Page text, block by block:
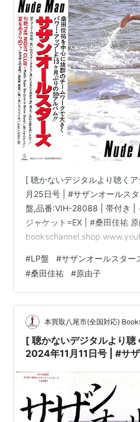
[ 聴かないデジタルより聴く
月25日号 | #サザンオールス
盤,品番:VIH-28088 | 帯付き |
ジャケット=EX | #桑田佳祐
bookschannel.shop
シミ汚れ有][盤面=EX］［ジャ
を新品交換して配送致します
で売切れの場合がございます
お願い申し上げます］ [ス…
#LP盤 #サザンオールスター
#桑田佳祐 #原由子
本買取八尾市(全国対応)
[ 聴かないデジタルより聴
2024年11月11日号 | #サ
| インサート付き | 盤面
田佳祐 原由子 他 |